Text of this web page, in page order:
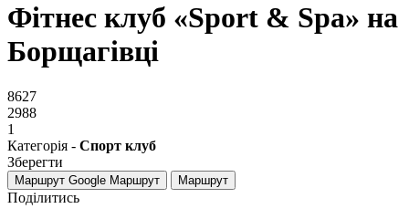
Фітнес клуб «Sport & Spa» на
Борщагівці
8627
2988
1
Категорія - Спорт клуб
Зберегти
Маршрут Google Маршрут Маршрут
Поділитись